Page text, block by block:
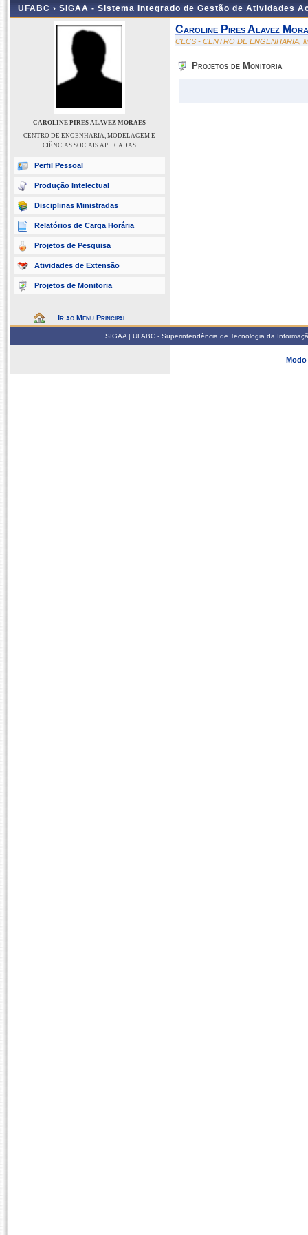
UFABC › SIGAA - Sistema Integrado de Gestão de Atividades
CAROLINE PIRES ALAVEZ MORAES
CENTRO DE ENGENHARIA, MODELAGEM E
CIÊNCIAS SOCIAIS APLICADAS
Perfil Pessoal
Produção Intelectual
Disciplinas Ministradas
Relatórios de Carga Horária
Projetos de Pesquisa
Atividades de Extensão
Projetos de Monitoria
Ir ao Menu Principal
Caroline Pires Alavez
CECS - CENTRO DE ENGENHARIA,
Projetos de Monitoria
SIGAA | UFABC - Superintendência de Tecnologia da
Modo